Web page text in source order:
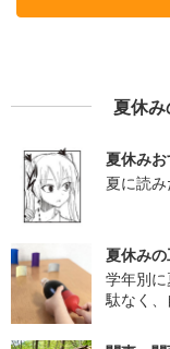
夏休
夏休み
夏に読
夏休み
学年別
駄なく、